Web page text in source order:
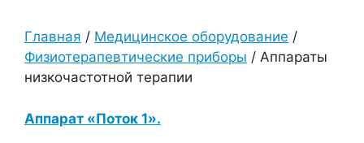
Главная / Медицинское оборудование /
Физиотерапевтические приборы / Аппараты
низкочастотной терапии
Аппарат «Поток 1».